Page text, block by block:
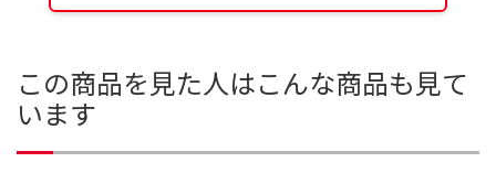
この商品を見た人はこんな商品も見て
います